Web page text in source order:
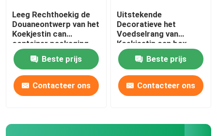
Leeg Rechthoekig de
Douaneontwerp van het
Koekjestin can
container packaging
with Scharnierend
Deksel Beste prijs
Contacteer ons
Uitstekende
Decoratieve het
Voedselrang van
Koekjestin can box
medium rectangular
Beste prijs
Contacteer ons